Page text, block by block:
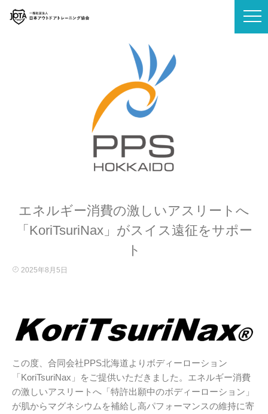
エネルギー消費の激しいアスリートへ
「KoriTsuriNax」がスイス遠征をサポー
ト
2025年8月5日
この度、​合同会社PPS北海道よりボディーローション
「KoriTsuriNax」をご提供いただきました。エネルギー消費
の激しいアスリートへ「特許出願中のボディーローション」
が肌からマグネシウムを補給し高パフォーマンスの維持に寄